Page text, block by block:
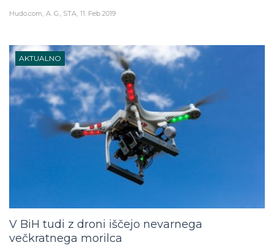
Hudo.com A. G., STA 11. Feb 2019
AKTUALNO
V BiH tudi z droni iščejo nevarnega
večkratnega morilca